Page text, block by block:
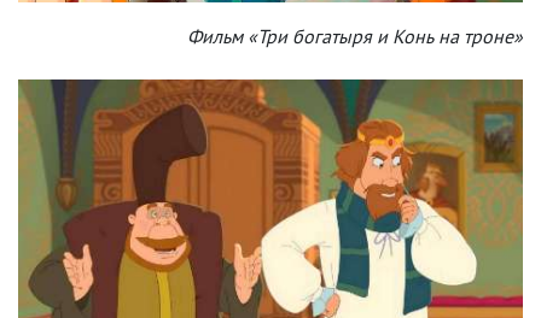
Фильм «Три богатыря и Конь на троне»